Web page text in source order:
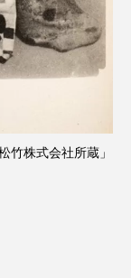
竹株式会社所蔵」